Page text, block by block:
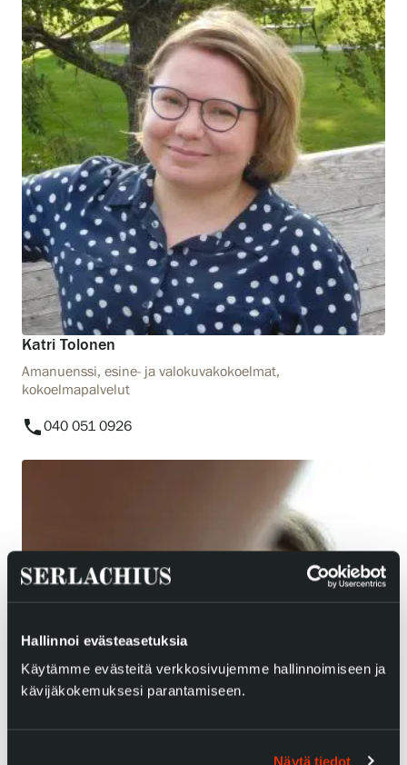
Hallinnoi evästeasetuksia
Käytämme evästeitä verkkosivujemme hallinnoimiseen ja
kävijäkokemuksesi parantamiseen.
Näytä tiedot
Katri Tolonen
Amanuenssi, esine- ja valokuvakokoelmat,
kokoelmapalvelut
phone040 051 0926